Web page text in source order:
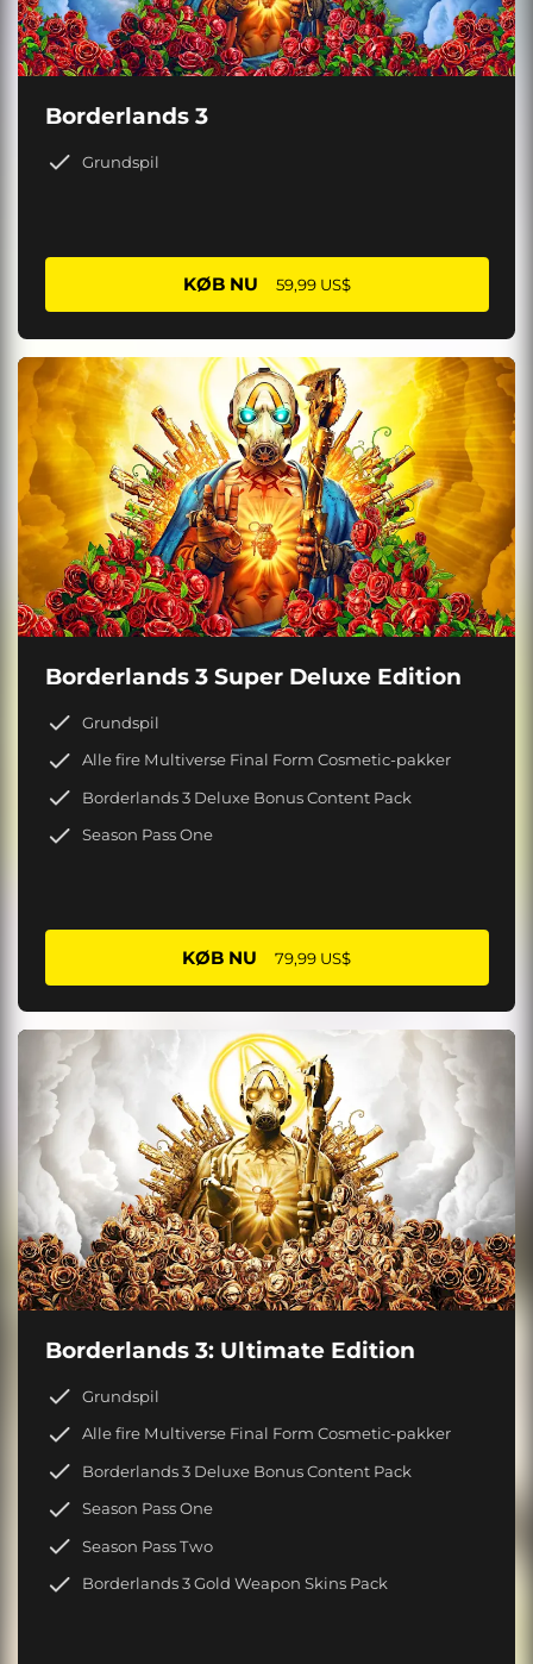
Borderlands 3
Grundspil
KØB NU 59,99 US$
Borderlands 3 Super Deluxe Edition
Grundspil
Alle fire Multiverse Final Form Cosmetic-pakker
Borderlands 3 Deluxe Bonus Content Pack
Season Pass One
KØB NU 79,99 US$
Borderlands 3: Ultimate Edition
Grundspil
Alle fire Multiverse Final Form Cosmetic-pakker
Borderlands 3 Deluxe Bonus Content Pack
Season Pass One
Season Pass Two
Borderlands 3 Gold Weapon Skins Pack